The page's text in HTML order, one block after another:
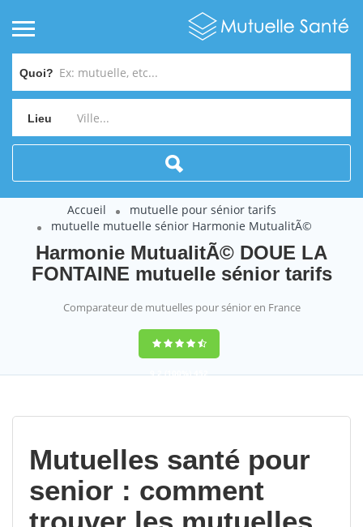
Quoi?
Lieu
Accueil
mutuelle pour sénior tarifs
mutuelle mutuelle sénior Harmonie MutualitÃ©
Harmonie MutualitÃ© DOUE LA
FONTAINE mutuelle sénior tarifs
Comparateur de mutuelles pour sénior en France
9,2(100%)452
Mutuelles santé pour
senior : comment